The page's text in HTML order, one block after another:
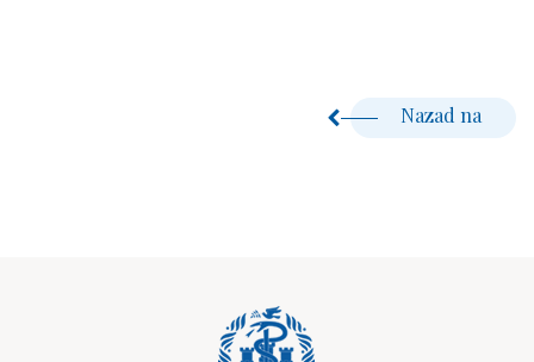
Nazad na